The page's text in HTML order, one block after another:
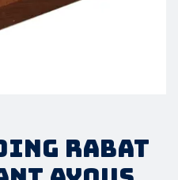
Rabat